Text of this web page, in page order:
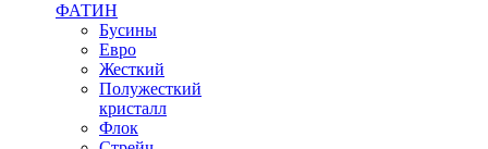
ФАТИН
Бусины
Евро
Жесткий
Полужесткий
кристалл
Флок